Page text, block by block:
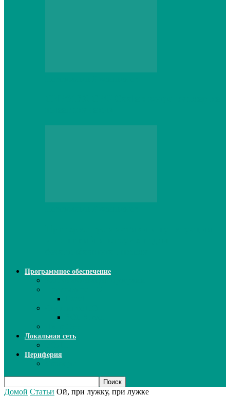
Программное обеспечение
Локальная сеть
Периферия
Домой Статьи Ой, при лужку, при лужке